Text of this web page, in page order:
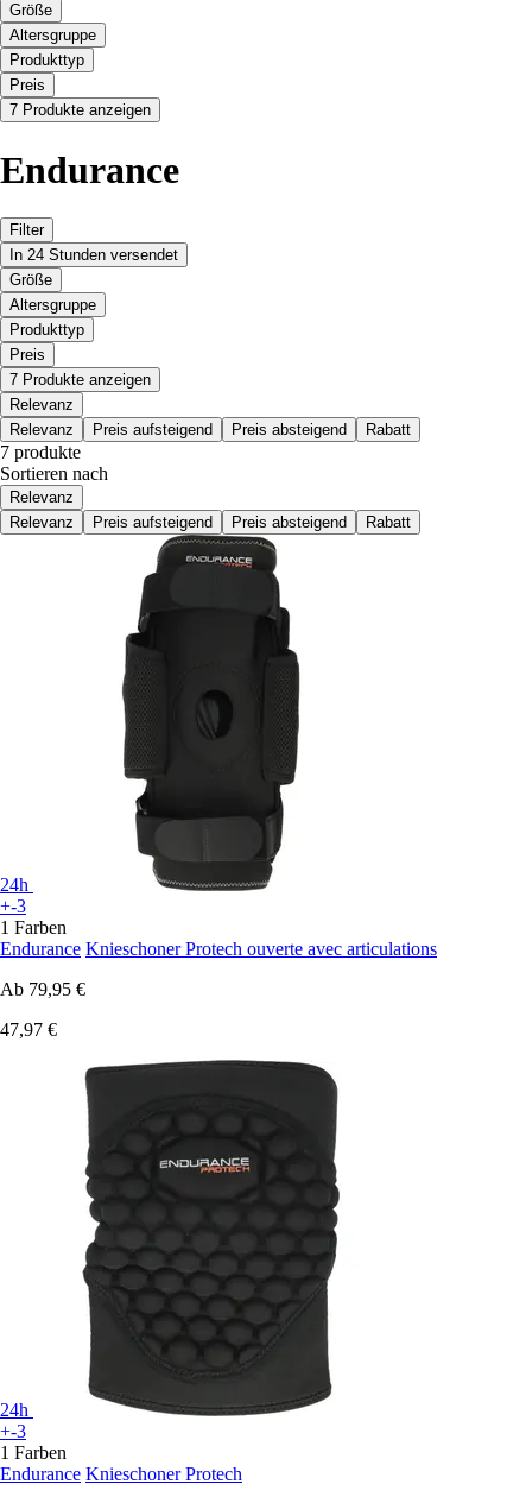
Größe
Altersgruppe
Produkttyp
Preis
7 Produkte anzeigen
Endurance
Filter
In 24 Stunden versendet
Größe
Altersgruppe
Produkttyp
Preis
7 Produkte anzeigen
Relevanz
Relevanz
Preis aufsteigend Preis absteigend Rabatt
7 produkte
Sortieren nach
Relevanz
Relevanz
Preis aufsteigend Preis absteigend Rabatt
24h
+-3
1 Farben
Endurance Knieschoner Protech ouverte avec articulations
Ab 79,95 €
47,97 €
24h
+-3
1 Farben
Endurance Knieschoner Protech